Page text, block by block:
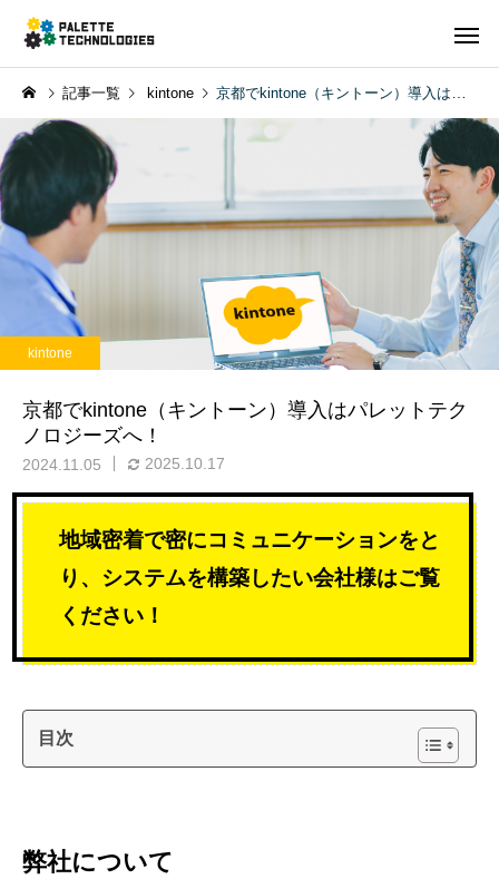
記事一覧 kintone 京都でkintone（キントーン）導入はパレットテクノロジーズへ！
kintone
京都でkintone（キントーン）導入はパレットテク
ノロジーズへ！
2024.11.05 2025.10.17
地域密着で密にコミュニケーションをと
り、システムを構築したい会社様はご覧
ください！
目次
弊社について